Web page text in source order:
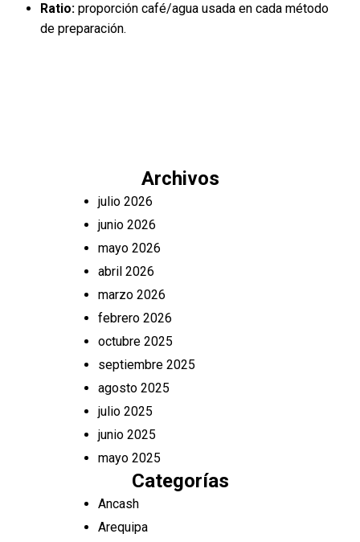
Ratio: proporción café/agua usada en cada método
de preparación.
Archivos
julio 2026
junio 2026
mayo 2026
abril 2026
marzo 2026
febrero 2026
octubre 2025
septiembre 2025
agosto 2025
julio 2025
junio 2025
mayo 2025
Categorías
Ancash
Arequipa